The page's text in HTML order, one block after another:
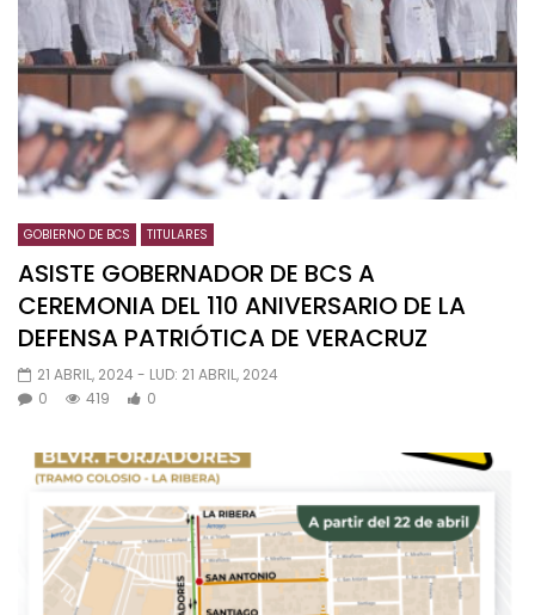
GOBIERNO DE BCS TITULARES
ASISTE GOBERNADOR DE BCS A
CEREMONIA DEL 110 ANIVERSARIO DE LA
DEFENSA PATRIÓTICA DE VERACRUZ
21 ABRIL, 2024 - LUD: 21 ABRIL, 2024
0
419 0